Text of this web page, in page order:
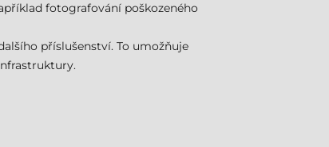
fotografování poškozeného
příslušenství. To umožňuje